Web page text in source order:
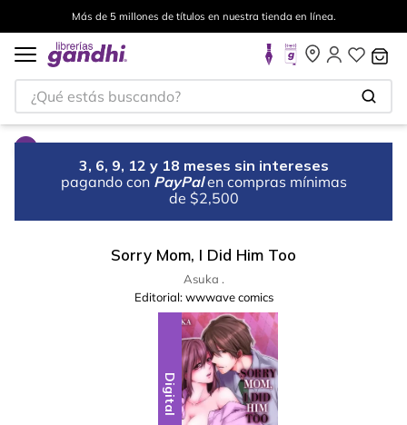
Más de 5 millones de títulos en nuestra tienda en línea.
¿Qué estás buscando?
3, 6, 9, 12 y 18 meses sin intereses
pagando con PayPal en compras mínimas
de $2,500
Sorry Mom, I Did Him Too
Asuka .
Editorial: wwwave comics
Digital